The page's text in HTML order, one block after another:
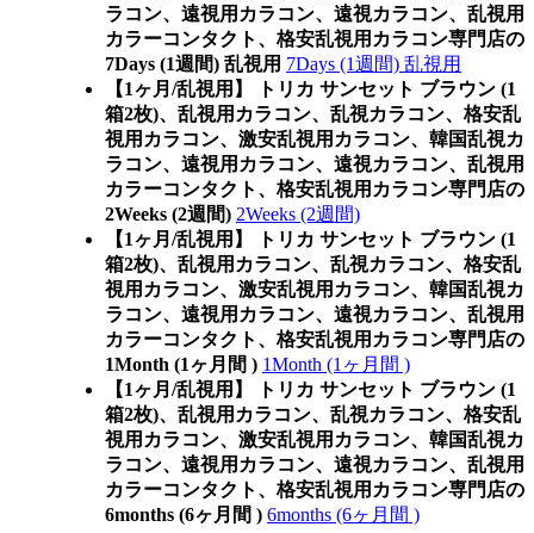
ラコン、遠視用カラコン、遠視カラコン、乱視用
カラーコンタクト、格安乱視用カラコン専門店の
7Days (1週間) 乱視用 7Days (1週間) 乱視用
【1ヶ月/乱視用】 トリカ サンセット ブラウン (1
箱2枚)、乱視用カラコン、乱視カラコン、格安乱
視用カラコン、激安乱視用カラコン、韓国乱視カ
ラコン、遠視用カラコン、遠視カラコン、乱視用
カラーコンタクト、格安乱視用カラコン専門店の
2Weeks (2週間) 2Weeks (2週間)
【1ヶ月/乱視用】 トリカ サンセット ブラウン (1
箱2枚)、乱視用カラコン、乱視カラコン、格安乱
視用カラコン、激安乱視用カラコン、韓国乱視カ
ラコン、遠視用カラコン、遠視カラコン、乱視用
カラーコンタクト、格安乱視用カラコン専門店の
1Month (1ヶ月間 ) 1Month (1ヶ月間 )
【1ヶ月/乱視用】 トリカ サンセット ブラウン (1
箱2枚)、乱視用カラコン、乱視カラコン、格安乱
視用カラコン、激安乱視用カラコン、韓国乱視カ
ラコン、遠視用カラコン、遠視カラコン、乱視用
カラーコンタクト、格安乱視用カラコン専門店の
6months (6ヶ月間 ) 6months (6ヶ月間 )